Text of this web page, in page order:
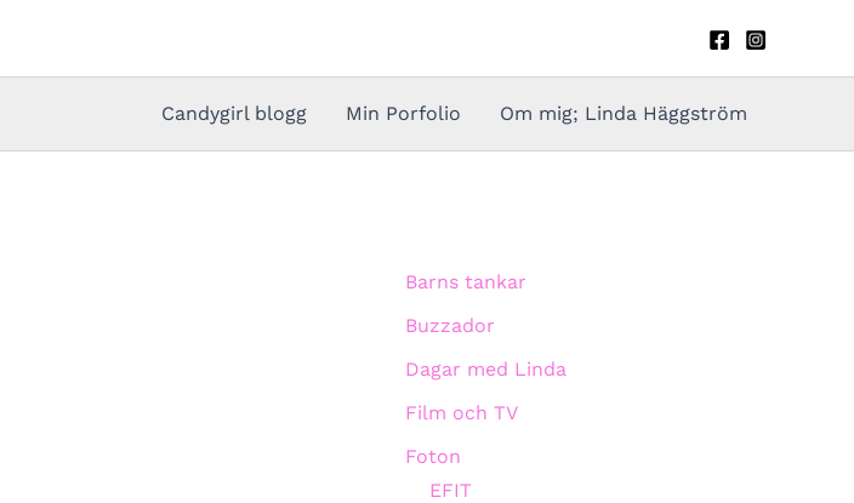
Candygirl blogg Min Porfolio Om mig; Linda Häggström
Barns tankar
Buzzador
Dagar med Linda
Film och TV
Foton
EFIT